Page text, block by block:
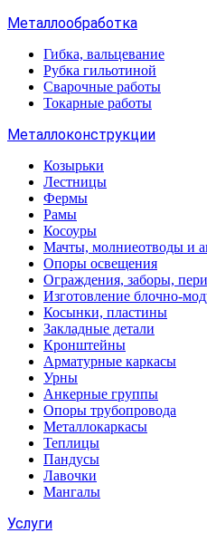
Металлообработка
Гибка, вальцевание
Рубка гильотиной
Сварочные работы
Токарные работы
Металлоконструкции
Козырьки
Лестницы
Фермы
Рамы
Косоуры
Мачты, молниеотводы и
Опоры освещения
Ограждения, заборы,
Изготовление блочно-
Косынки, пластины
Закладные детали
Кронштейны
Арматурные каркасы
Урны
Анкерные группы
Опоры трубопровода
Металлокаркасы
Теплицы
Пандусы
Лавочки
Мангалы
Услуги